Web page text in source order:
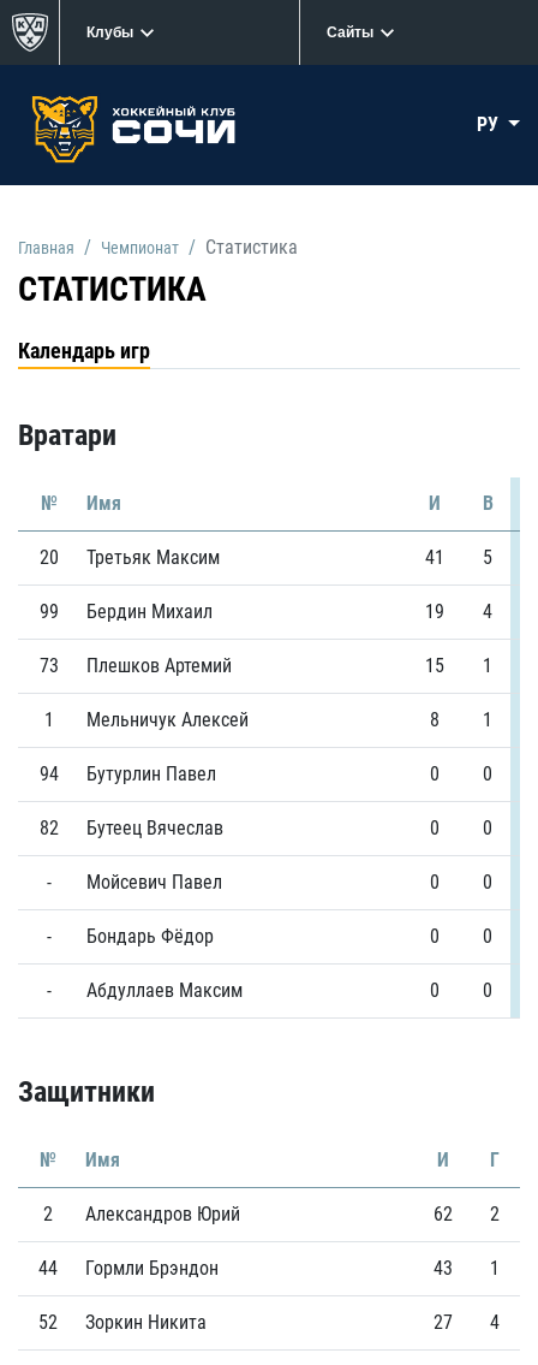
Клубы Сайты
РУ
Главная Чемпионат Статистика
СТАТИСТИКА
Календарь игр
Вратари
№ Имя И В
20 Третьяк Максим 41 5
99 Бердин Михаил 19 4
73 Плешков Артемий 15 1
1 Мельничук Алексей 8 1
94 Бутурлин Павел 0 0
82 Бутеец Вячеслав 0 0
- Мойсевич Павел 0 0
- Бондарь Фёдор 0 0
- Абдуллаев Максим 0 0
Защитники
№ Имя И Г
2 Александров Юрий 62 2
44 Гормли Брэндон 43 1
52 Зоркин Никита 27 4